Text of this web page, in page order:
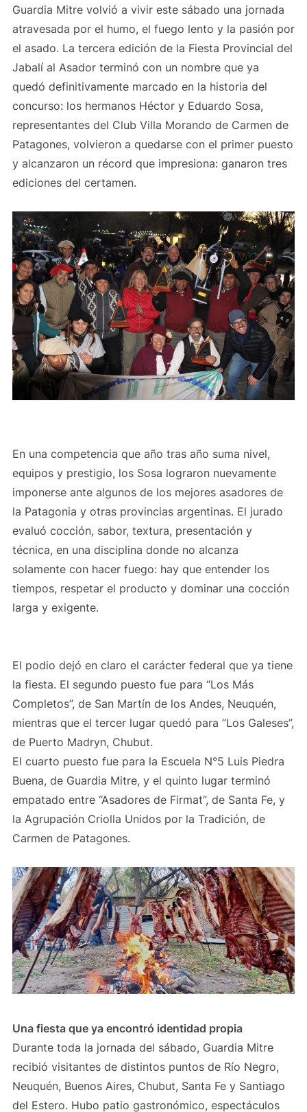
Guardia Mitre volvió a vivir este sábado una jornada
atravesada por el humo, el fuego lento y la pasión por
el asado. La tercera edición de la Fiesta Provincial del
Jabalí al Asador terminó con un nombre que ya
quedó definitivamente marcado en la historia del
concurso: los hermanos Héctor y Eduardo Sosa,
representantes del Club Villa Morando de Carmen de
Patagones, volvieron a quedarse con el primer puesto
y alcanzaron un récord que impresiona: ganaron tres
ediciones del certamen.
En una competencia que año tras año suma nivel,
equipos y prestigio, los Sosa lograron nuevamente
imponerse ante algunos de los mejores asadores de
la Patagonia y otras provincias argentinas. El jurado
evaluó cocción, sabor, textura, presentación y
técnica, en una disciplina donde no alcanza
solamente con hacer fuego: hay que entender los
tiempos, respetar el producto y dominar una cocción
larga y exigente.
El podio dejó en claro el carácter federal que ya tiene
la fiesta. El segundo puesto fue para “Los Más
Completos”, de San Martín de los Andes, Neuquén,
mientras que el tercer lugar quedó para “Los Galeses”,
de Puerto Madryn, Chubut.
El cuarto puesto fue para la Escuela N°5 Luis Piedra
Buena, de Guardia Mitre, y el quinto lugar terminó
empatado entre “Asadores de Firmat”, de Santa Fe, y
la Agrupación Criolla Unidos por la Tradición, de
Carmen de Patagones.
Una fiesta que ya encontró identidad propia
Durante toda la jornada del sábado, Guardia Mitre
recibió visitantes de distintos puntos de Río Negro,
Neuquén, Buenos Aires, Chubut, Santa Fe y Santiago
del Estero. Hubo patio gastronómico, espectáculos